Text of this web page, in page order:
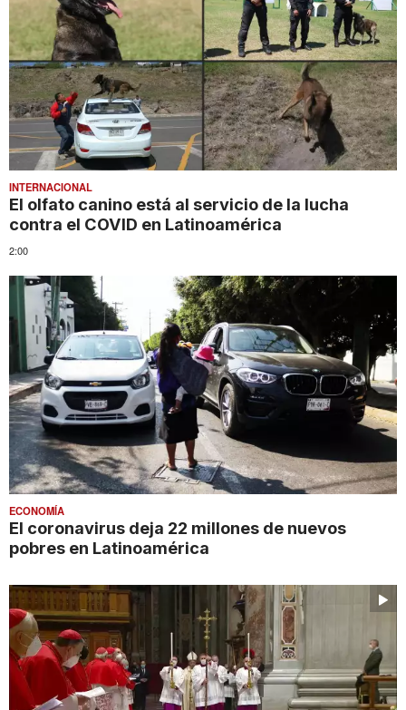
INTERNACIONAL
El olfato canino está al servicio de la lucha
contra el COVID en Latinoamérica
2:00
ECONOMÍA
El coronavirus deja 22 millones de nuevos
pobres en Latinoamérica